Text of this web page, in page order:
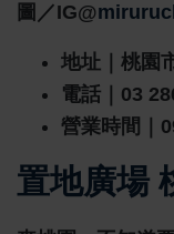
圖／IG@
地址｜桃園
電話｜03
營業時間｜
置地廣場